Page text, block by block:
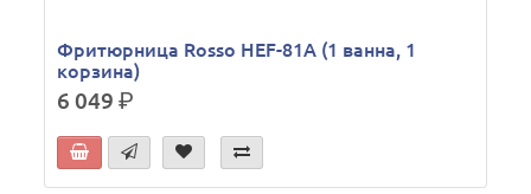
Фритюрница Rosso HEF-81A (1 ванна, 1
корзина)
6 049р.